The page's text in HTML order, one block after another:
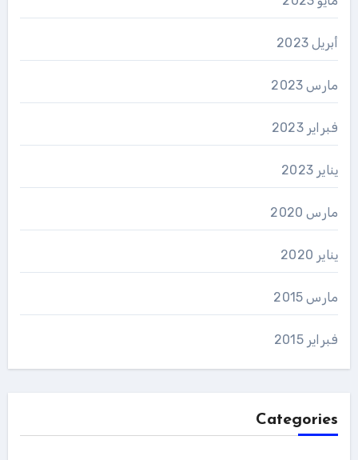
أبريل 2023
مارس 2023
فبراير 2023
يناير 2023
مارس 2020
يناير 2020
مارس 2015
فبراير 2015
Categories